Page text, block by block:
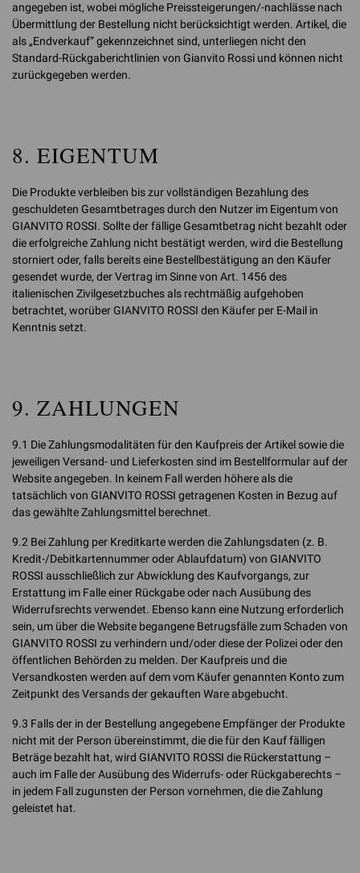
angegeben ist, wobei mögliche Preissteigerungen/-nachlässe nach
Übermittlung der Bestellung nicht berücksichtigt werden. Artikel, die
als „Endverkauf” gekennzeichnet sind, unterliegen nicht den
Standard-Rückgaberichtlinien von Gianvito Rossi und können nicht
zurückgegeben werden.
8. EIGENTUM
Die Produkte verbleiben bis zur vollständigen Bezahlung des
geschuldeten Gesamtbetrages durch den Nutzer im Eigentum von
GIANVITO ROSSI. Sollte der fällige Gesamtbetrag nicht bezahlt oder
die erfolgreiche Zahlung nicht bestätigt werden, wird die Bestellung
storniert oder, falls bereits eine Bestellbestätigung an den Käufer
gesendet wurde, der Vertrag im Sinne von Art. 1456 des
italienischen Zivilgesetzbuches als rechtmäßig aufgehoben
betrachtet, worüber GIANVITO ROSSI den Käufer per E-Mail in
Kenntnis setzt.
9. ZAHLUNGEN
9.1 Die Zahlungsmodalitäten für den Kaufpreis der Artikel sowie die
jeweiligen Versand- und Lieferkosten sind im Bestellformular auf der
Website angegeben. In keinem Fall werden höhere als die
tatsächlich von GIANVITO ROSSI getragenen Kosten in Bezug auf
das gewählte Zahlungsmittel berechnet.
9.2 Bei Zahlung per Kreditkarte werden die Zahlungsdaten (z. B.
Kredit-/Debitkartennummer oder Ablaufdatum) von GIANVITO
ROSSI ausschließlich zur Abwicklung des Kaufvorgangs, zur
Erstattung im Falle einer Rückgabe oder nach Ausübung des
Widerrufsrechts verwendet. Ebenso kann eine Nutzung erforderlich
sein, um über die Website begangene Betrugsfälle zum Schaden von
GIANVITO ROSSI zu verhindern und/oder diese der Polizei oder den
öffentlichen Behörden zu melden. Der Kaufpreis und die
Versandkosten werden auf dem vom Käufer genannten Konto zum
Zeitpunkt des Versands der gekauften Ware abgebucht.
9.3 Falls der in der Bestellung angegebene Empfänger der Produkte
nicht mit der Person übereinstimmt, die die für den Kauf fälligen
Beträge bezahlt hat, wird GIANVITO ROSSI die Rückerstattung –
auch im Falle der Ausübung des Widerrufs- oder Rückgaberechts –
in jedem Fall zugunsten der Person vornehmen, die die Zahlung
geleistet hat.